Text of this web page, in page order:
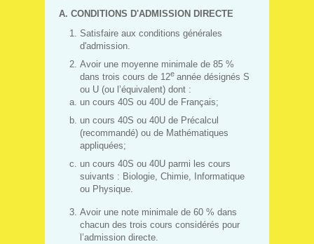
A. CONDITIONS D'ADMISSION DIRECTE
Satisfaire aux conditions générales
d'admission.
Avoir une moyenne minimale de 85 %
dans trois cours de 12e année désignés S
ou U (ou l’équivalent) dont :
un cours 40S ou 40U de Français;
un cours 40S ou 40U de Précalcul
(recommandé) ou de Mathématiques
appliquées;
un cours 40S ou 40U parmi les cours
suivants : Biologie, Chimie, Informatique
ou Physique.
Avoir une note minimale de 60 % dans
chacun des trois cours considérés pour
l’admission directe.